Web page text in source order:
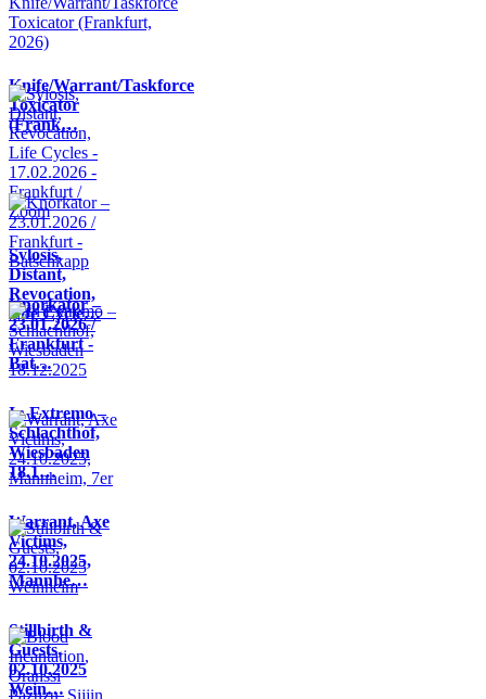
Knife/Warrant/Taskforce
Toxicator
(Frank…
Sylosis,
Distant,
Revocation,
Life Cycle…
Knorkator –
23.01.2026 /
Frankfurt -
Bat…
In Extremo –
Schlachthof,
Wiesbaden
18.1…
Warrant, Axe
Victims,
24.10.2025,
Mannhe…
Stillbirth &
Guests,
02.10.2025
Wein…